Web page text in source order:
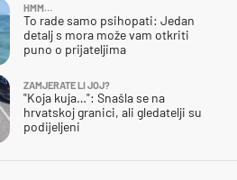
HMM…
To rade samo psihopati: Jedan
detalj s mora može vam otkriti
puno o prijateljima
ZAMJERATE LI JOJ?
"Koja kuja…": Snašla se na
hrvatskoj granici, ali gledatelji su
podijeljeni